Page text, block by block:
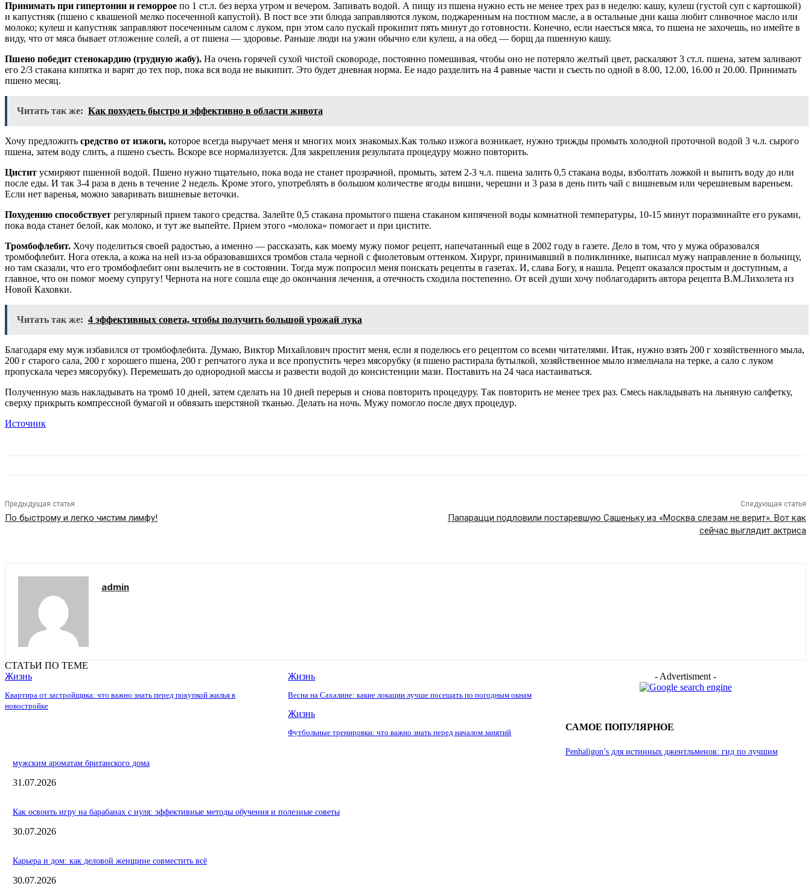
Принимать при гипертонии и геморрое по 1 ст.л. без верха утром и вечером. Запивать водой. А пищу из пшена нужно есть не менее трех раз в неделю: кашу, кулеш (густой суп с картошкой)
и капустняк (пшено с квашеной мелко посеченной капустой). В пост все эти блюда заправляются луком, поджаренным на постном масле, а в остальные дни каша любит сливочное масло или
молоко; кулеш и капустняк заправляют посеченным салом с луком, при этом сало пускай прокипит пять минут до готовности. Конечно, если наесться мяса, то пшена не захочешь, но имейте в
виду, что от мяса бывает отложение солей, а от пшена — здоровье. Раньше люди на ужин обычно ели кулеш, а на обед — борщ да пшенную кашу.
Пшено победит стенокардию (грудную жабу). На очень горячей сухой чистой сковороде, постоянно помешивая, чтобы оно не потеряло желтый цвет, раскаляют 3 ст.л. пшена, затем заливают
его 2/3 стакана кипятка и варят до тех пор, пока вся вода не выкипит. Это будет дневная норма. Ее надо разделить на 4 равные части и съесть по одной в 8.00, 12.00, 16.00 и 20.00. Принимать
пшено месяц.
Читать так же: Как похудеть быстро и эффективно в области живота
Хочу предложить средство от изжоги, которое всегда выручает меня и многих моих знакомых.Как только изжога возникает, нужно трижды промыть холодной проточной водой 3 ч.л. сырого
пшена, затем воду слить, а пшено съесть. Вскоре все нормализуется. Для закрепления результата процедуру можно повторить.
Цистит усмиряют пшенной водой. Пшено нужно тщательно, пока вода не станет прозрачной, промыть, затем 2-3 ч.л. пшена залить 0,5 стакана воды, взболтать ложкой и выпить воду до или
после еды. И так 3-4 раза в день в течение 2 недель. Кроме этого, употреблять в большом количестве ягоды вишни, черешни и 3 раза в день пить чай с вишневым или черешневым вареньем.
Если нет варенья, можно заваривать вишневые веточки.
Похудению способствует регулярный прием такого средства. Залейте 0,5 стакана промытого пшена стаканом кипяченой воды комнатной температуры, 10-15 минут поразминайте его руками,
пока вода станет белой, как молоко, и тут же выпейте. Прием этого «молока» помогает и при цистите.
Тромбофлебит. Хочу поделиться своей радостью, а именно — рассказать, как моему мужу помог рецепт, напечатанный еще в 2002 году в газете. Дело в том, что у мужа образовался
тромбофлебит. Нога отекла, а кожа на ней из-за образовавшихся тромбов стала черной с фиолетовым оттенком. Хирург, принимавший в поликлинике, выписал мужу направление в больницу,
но там сказали, что его тромбофлебит они вылечить не в состоянии. Тогда муж попросил меня поискать рецепты в газетах. И, слава Богу, я нашла. Рецепт оказался простым и доступным, а
главное, что он помог моему супругу! Чернота на ноге сошла еще до окончания лечения, а отечность сходила постепенно. От всей души хочу поблагодарить автора рецепта В.М.Лихолета из
Новой Каховки.
Читать так же: 4 эффективных совета, чтобы получить большой урожай лука
Благодаря ему муж избавился от тромбофлебита. Думаю, Виктор Михайлович простит меня, если я поделюсь его рецептом со всеми читателями. Итак, нужно взять 200 г хозяйственного мыла,
200 г старого сала, 200 г хорошего пшена, 200 г репчатого лука и все пропустить через мясорубку (я пшено растирала бутылкой, хозяйственное мыло измельчала на терке, а сало с луком
пропускала через мясорубку). Перемешать до однородной массы и развести водой до консистенции мази. Поставить на 24 часа настаиваться.
Полученную мазь накладывать на тромб 10 дней, затем сделать на 10 дней перерыв и снова повторить процедуру. Так повторить не менее трех раз. Смесь накладывать на льняную салфетку,
сверху прикрыть компрессной бумагой и обвязать шерстяной тканью. Делать на ночь. Мужу помогло после двух процедур.
Источник
Предыдущая статья
По быстрому и легко чистим лимфу!
Следующая статья
Папарацци подловили постаревшую Сашеньку из «Москва слезам не верит». Вот как
сейчас выглядит актриса
admin
СТАТЬИ ПО ТЕМЕ
Жизнь
Квартира от застройщика: что важно знать перед покупкой жилья в
новостройке
Жизнь
Весна на Сахалине: какие локации лучше посещать по погодным окнам
Жизнь
Футбольные тренировки: что важно знать перед началом занятий
- Advertisment -
САМОЕ ПОПУЛЯРНОЕ
Penhaligon’s для истинных джентльменов: гид по лучшим
мужским ароматам британского дома
31.07.2026
Как освоить игру на барабанах с нуля: эффективные методы обучения и полезные советы
30.07.2026
Карьера и дом: как деловой женщине совместить всё
30.07.2026